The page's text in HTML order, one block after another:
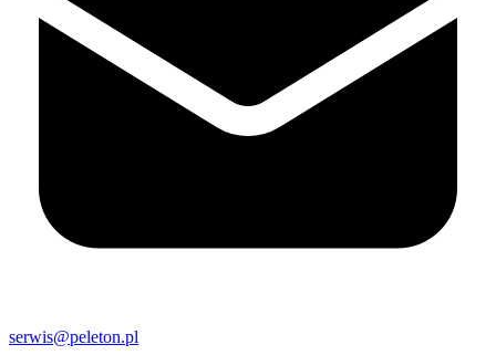
serwis@peleton.pl